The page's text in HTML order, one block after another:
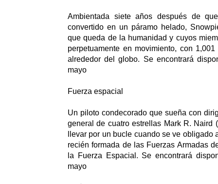
Ambientada siete años después de
convertido en un páramo helado,
que queda de la humanidad y cuyos
perpetuamente en movimiento, con
alrededor del globo. Se encontrará
mayo
Fuerza espacial
Un piloto condecorado que sueña con
general de cuatro estrellas Mark R. Naird
llevar por un bucle cuando se ve obligado
recién formada de las Fuerzas Armadas
la Fuerza Espacial. Se encontrará
mayo